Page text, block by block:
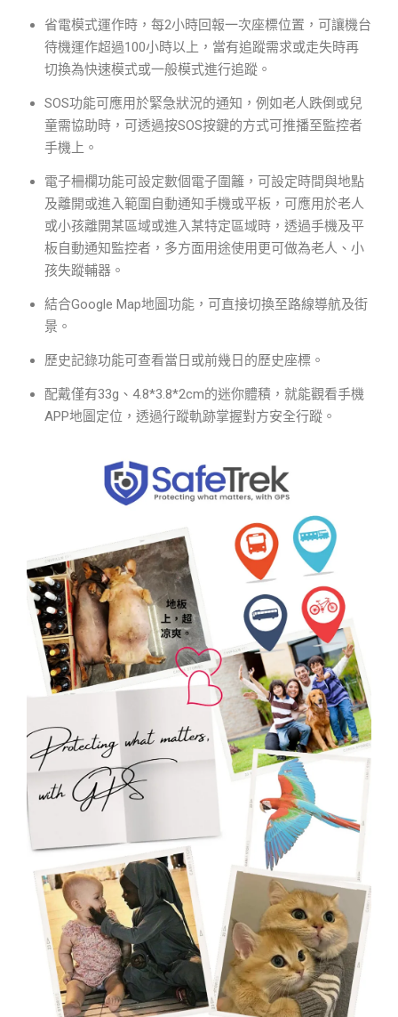
省電模式運作時，每2小時回報一次座標位置，可讓機台
待機運作超過100小時以上，當有追蹤需求或走失時再
切換為快速模式或一般模式進行追蹤。
SOS功能可應用於緊急狀況的通知，例如老人跌倒或兒
童需協助時，可透過按SOS按鍵的方式可推播至監控者
手機上。
電子柵欄功能可設定數個電子圍籬，可設定時間與地點
及離開或進入範圍自動通知手機或平板，可應用於老人
或小孩離開某區域或進入某特定區域時，透過手機及平
板自動通知監控者，多方面用途使用更可做為老人、小
孩失蹤輔器。
結合Google Map地圖功能，可直接切換至路線導航及街
景。
歷史記錄功能可查看當日或前幾日的歷史座標。
配戴僅有33g、4.8*3.8*2cm的迷你體積，就能觀看手機
APP地圖定位，透過行蹤軌跡掌握對方安全行蹤。